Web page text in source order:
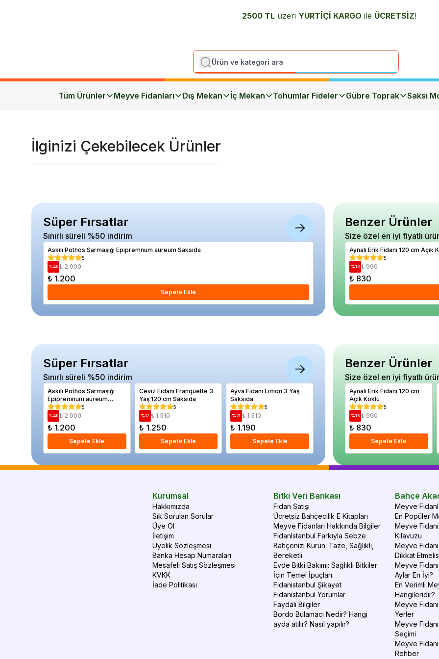
2500 TL üzeri YURTİÇİ KARGO ile ÜCRETSİZ!
Tüm Ürünler Meyve Fidanları Dış Mekan İç Mekan Tohumlar Fideler Gübre Toprak Saksı
İlginizi Çekebilecek Ürünler
Süper Fırsatlar
Sınırlı süreli %50 indirim
Askılı Pothos Sarmaşığı Epipremnum aureum Saksıda
5
%40 ₺ 2.000
₺ 1.200
Sepete Ekle
Ceviz Fidanı Franquette 3 Yaş 120 cm
5
Benzer Ürünler
Size özel en iyi fiyatlı
Aynalı Erik Fidanı 120 cm Açık
5
%16 ₺ 990
₺ 830
Süper Fırsatlar
Sınırlı süreli %50 indirim
Askılı Pothos Sarmaşığı
Epipremnum aureum
Saksıda
5
%40 ₺ 2.000
₺ 1.200
Sepete Ekle
Ceviz Fidanı Franquette 3
Yaş 120 cm Saksıda
5
%17 ₺ 1.510
₺ 1.250
Sepete Ekle
Ayva Fidanı Limon 3 Yaş
Saksıda
5
%21 ₺ 1.510
₺ 1.190
Sepete Ekle
Palmiye Ağacı Tüylü
Palmiye Chamaerops
excelsa 20 40 cm Saksıda
4.5
Sepete Ekle
Kırmızı
Benzer Ürünler
Size özel en iyi fiyatlı
Aynalı Erik Fidanı 120 cm
Açık Köklü
5
%16 ₺ 990
₺ 830
Sepete Ekle
Kurumsal
Hakkımızda
Sık Sorulan Sorular
Üye Ol
İletişim
Üyelik Sözleşmesi
Banka Hesap Numaraları
Mesafeli Satış Sözleşmesi
KVKK
İade Politikası
Bitki Veri Bankası
Fidan Satışı
Ücretsiz Bahçecilik E Kitapları
Meyve Fidanları Hakkında Bilgiler
FidanIstanbul Farkıyla Sebze
Bahçenizi Kurun: Taze, Sağlıklı,
Bereketli
Evde Bitki Bakımı: Sağlıklı Bitkiler
İçin Temel İpuçları
Fidanistanbul Şikayet
Fidanistanbul Yorumlar
Faydalı Bilgiler
Bordo Bulamacı Nedir? Hangi
ayda atılır? Nasıl yapılır?
Bahçe
Meyve
En Popüler
Meyve
Kılavuzu
Meyve
Dikkat
Meyve
Aylar En İyi?
En Verimli
Hangileridir?
Meyve
Yerler
Meyve
Seçimi
Meyve Fidanı
Rehber